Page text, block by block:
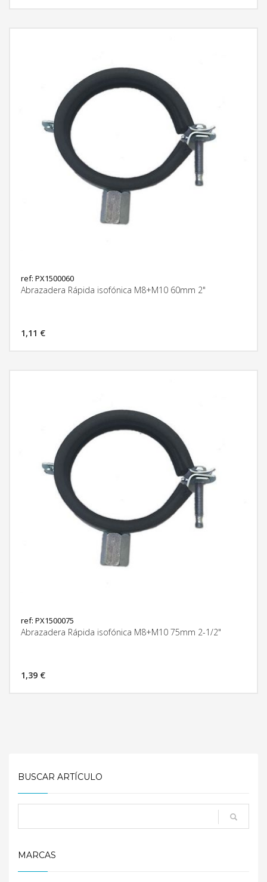
ref: PX1500060
Abrazadera Rápida isofónica M8+M10 60mm 2"
1,11 €
ref: PX1500075
Abrazadera Rápida isofónica M8+M10 75mm 2-1/2"
1,39 €
BUSCAR ARTÍCULO
MARCAS